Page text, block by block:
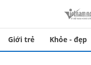
Giới trẻ Khỏe - đẹp